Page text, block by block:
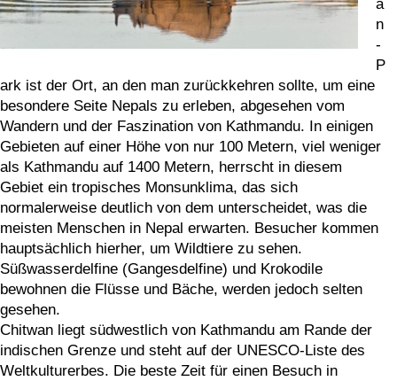
a
n
-
P
ark ist der Ort, an den man zurückkehren sollte, um eine
besondere Seite Nepals zu erleben, abgesehen vom
Wandern und der Faszination von Kathmandu. In einigen
Gebieten auf einer Höhe von nur 100 Metern, viel weniger
als Kathmandu auf 1400 Metern, herrscht in diesem
Gebiet ein tropisches Monsunklima, das sich
normalerweise deutlich von dem unterscheidet, was die
meisten Menschen in Nepal erwarten. Besucher kommen
hauptsächlich hierher, um Wildtiere zu sehen.
Süßwasserdelfine (Gangesdelfine) und Krokodile
bewohnen die Flüsse und Bäche, werden jedoch selten
gesehen.
Chitwan liegt südwestlich von Kathmandu am Rande der
indischen Grenze und steht auf der UNESCO-Liste des
Weltkulturerbes. Die beste Zeit für einen Besuch in